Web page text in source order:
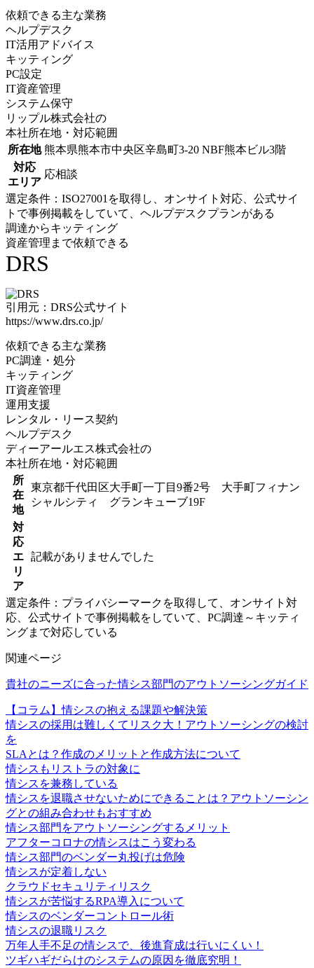
依頼できる主な業務
ヘルプデスク
IT活用アドバイス
キッティング
PC設定
IT資産管理
システム保守
リップル株式会社の
本社所在地・対応範囲
所在地 熊本県熊本市中央区辛島町3-20 NBF熊本ビル3階
対応
エリア
応相談
選定条件：ISO27001を取得し、オンサイト対応、公式サイ
トで事例掲載をしていて、ヘルプデスクプランがある
調達からキッティング
資産管理まで依頼できる
DRS
引用元：DRS公式サイト
https://www.drs.co.jp/
依頼できる主な業務
PC調達・処分
キッティング
IT資産管理
運用支援
レンタル・リース契約
ヘルプデスク
ディーアールエス株式会社の
本社所在地・対応範囲
所
在
地
東京都千代田区大手町一丁目9番2号 大手町フィナン
シャルシティ グランキューブ19F
対
応
エ
リ
ア
記載がありませんでした
選定条件：プライバシーマークを取得して、オンサイト対
応、公式サイトで事例掲載をしていて、PC調達～キッティ
ングまで対応している
関連ページ
貴社のニーズに合った情シス部門のアウトソーシングガイド
【コラム】情シスの抱える課題や解決策
情シスの採用は難しくてリスク大！アウトソーシングの検討
を
SLAとは？作成のメリットと作成方法について
情シスもリストラの対象に
情シスを兼務している
情シスを退職させないためにできることは？アウトソーシン
グとの組み合わせもおすすめ
情シス部門をアウトソーシングするメリット
アフターコロナの情シスはこう変わる
情シス部門のベンダー丸投げは危険
情シスが定着しない
クラウドセキュリティリスク
情シスが苦悩するRPA導入について
情シスのベンダーコントロール術
情シスの退職リスク
万年人手不足の情シスで、後進育成は行いにくい！
ツギハギだらけのシステムの原因を徹底究明！